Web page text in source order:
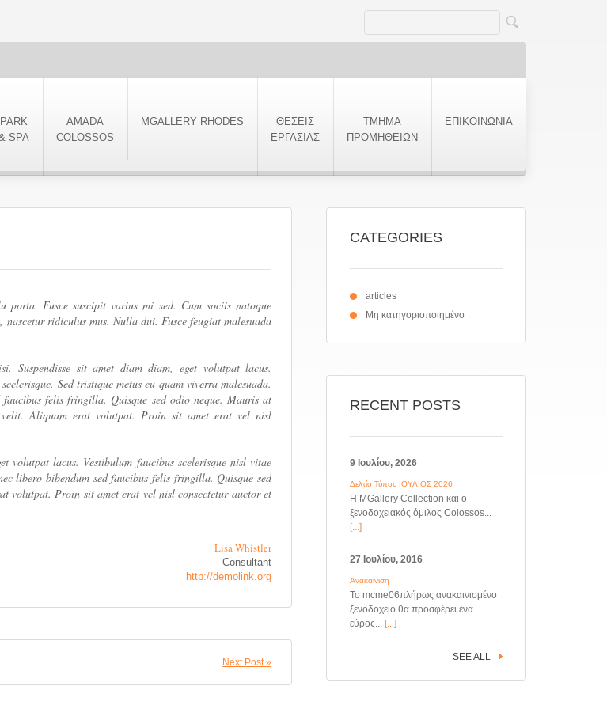
SPA
AMADA
COLOSSOS
MGALLERY RHODES
ΘΕΣΕΙΣ
ΕΡΓΑΣΙΑΣ
ΤΜΗΜΑ
ΠΡΟΜΗΘΕΙΩΝ
ΕΠΙΚΟΙΝΩΝΙΑ
porta. Fusce suscipit varius mi sed. Cum sociis natoque
nascetur ridiculus mus. Nulla dui. Fusce feugiat malesuada
Suspendisse sit amet diam diam, eget volutpat lacus.
Sed tristique metus eu quam viverra malesuada.
felis fringilla. Quisque sed odio neque. Mauris at
Aliquam erat volutpat. Proin sit amet erat vel nisl
volutpat lacus. Vestibulum faucibus scelerisque nisl vitae
libero bibendum sed faucibus felis fringilla. Quisque sed
volutpat. Proin sit amet erat vel nisl consectetur auctor et
Lisa Whistler
Consultant
http://demolink.org
Next Post »
CATEGORIES
articles
Μη κατηγοριοποιημένο
RECENT POSTS
9 Ιουλίου, 2026
Δελτίο Τύπου ΙΟΥΛΙΟΣ 2026
Η MGallery Collection και ο
ξενοδοχειακός όμιλος Colossos...
[...]
27 Ιουλίου, 2016
Ανακαίνιση
Το mcme06πλήρως ανακαινισμένο
ξενοδοχείο θα προσφέρει ένα
εύρος... [...]
SEE ALL